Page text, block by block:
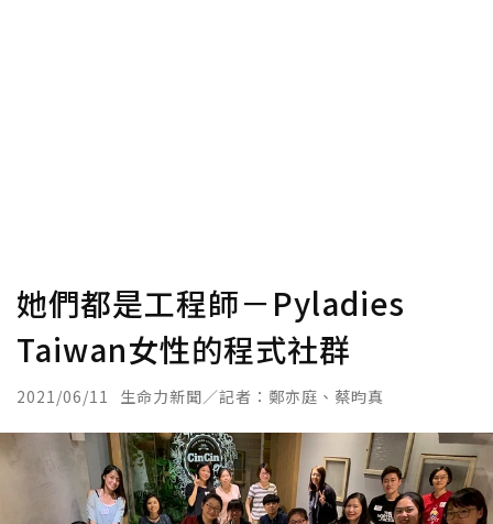
她們都是工程師－Pyladies
Taiwan女性的程式社群
2021/06/11 生命力新聞／記者：鄭亦庭、蔡昀真